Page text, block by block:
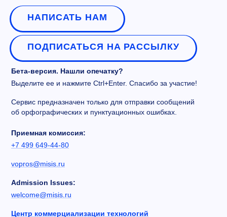
НАПИСАТЬ НАМ
ПОДПИСАТЬСЯ НА РАССЫЛКУ
Бета-версия. Нашли опечатку?
Выделите ее и нажмите Ctrl+Enter. Спасибо за участие!
Сервис предназначен только для отправки сообщений
об орфографических и пунктуационных ошибках.
Приемная комиссия:
+7 499 649-44-80
vopros@misis.ru
Admission Issues:
welcome@misis.ru
Центр коммерциализации технологий